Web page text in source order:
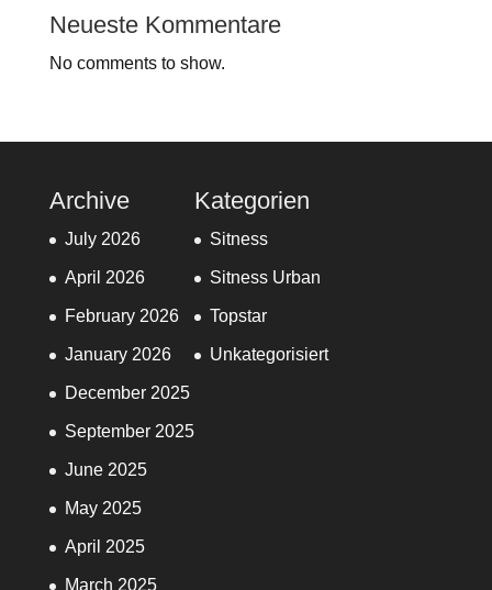
Neueste Kommentare
No comments to show.
Archive
July 2026
April 2026
February 2026
January 2026
December 2025
September 2025
June 2025
May 2025
April 2025
March 2025
Kategorien
Sitness
Sitness Urban
Topstar
Unkategorisiert